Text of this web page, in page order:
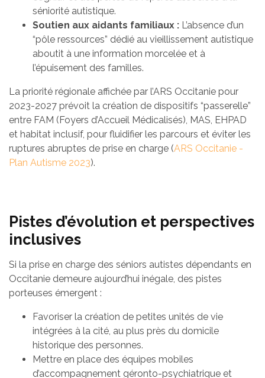
séniorité autistique.
Soutien aux aidants familiaux : L’absence d’un
“pôle ressources” dédié au vieillissement autistique
aboutit à une information morcelée et à
l’épuisement des familles.
La priorité régionale affichée par l’ARS Occitanie pour
2023-2027 prévoit la création de dispositifs “passerelle”
entre FAM (Foyers d’Accueil Médicalisés), MAS, EHPAD
et habitat inclusif, pour fluidifier les parcours et éviter les
ruptures abruptes de prise en charge (ARS Occitanie -
Plan Autisme 2023).
Pistes d’évolution et perspectives
inclusives
Si la prise en charge des séniors autistes dépendants en
Occitanie demeure aujourd’hui inégale, des pistes
porteuses émergent :
Favoriser la création de petites unités de vie
intégrées à la cité, au plus près du domicile
historique des personnes.
Mettre en place des équipes mobiles
d’accompagnement géronto-psychiatrique et